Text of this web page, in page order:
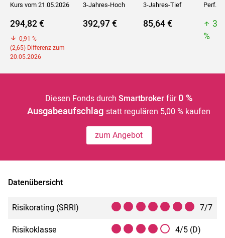
Kurs vom 21.05.2026 3-Jahres-Hoch 3-Jahres-Tief Perf. 5J
294,82 €
0,91 %
(2,65) Differenz zum
20.05.2026
392,97 € 85,64 €
%
Diesen Fonds durch Smartbrokerfür 0 %
Ausgabeaufschlagstatt regulären 5,00 % kaufen
zum Angebot
Datenübersicht
Risikorating (SRRI)
7/7
Risikoklasse
4/5 (D)